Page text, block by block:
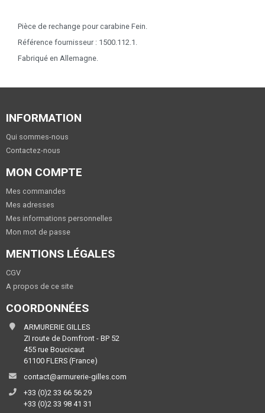
Pièce de rechange pour carabine Fein.
Référence fournisseur : 1500.112.1.
Fabriqué en Allemagne.
INFORMATION
Qui sommes-nous
Contactez-nous
MON COMPTE
Mes commandes
Mes adresses
Mes informations personnelles
Mon mot de passe
MENTIONS LÉGALES
CGV
A propos de ce site
COORDONNÉES
ARMURERIE GILLES
ZI route de Domfront - BP 52
455 rue Boucicaut
61100 FLERS (France)
contact@armurerie-gilles.com
+33 (0)2 33 66 56 29
+33 (0)2 33 98 41 31